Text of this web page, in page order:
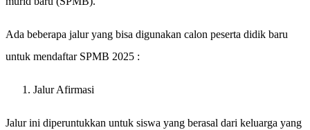
Ada beberapa jalur yang bisa digunakan calon peserta didik baru
untuk mendaftar SPMB 2025 :
Jalur Afirmasi
Jalur ini diperuntukkan untuk siswa yang berasal dari keluarga yang